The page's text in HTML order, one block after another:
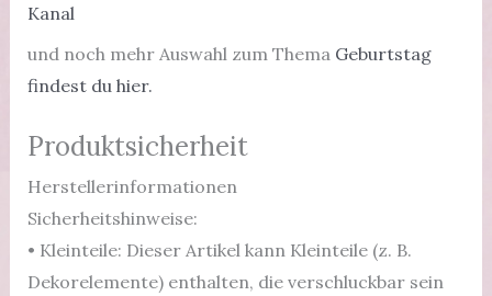
Kanal
und noch mehr Auswahl zum Thema Geburtstag
findest du hier.
Produktsicherheit
Herstellerinformationen
Sicherheitshinweise:
• Kleinteile: Dieser Artikel kann Kleinteile (z. B.
Dekorelemente) enthalten, die verschluckbar sein